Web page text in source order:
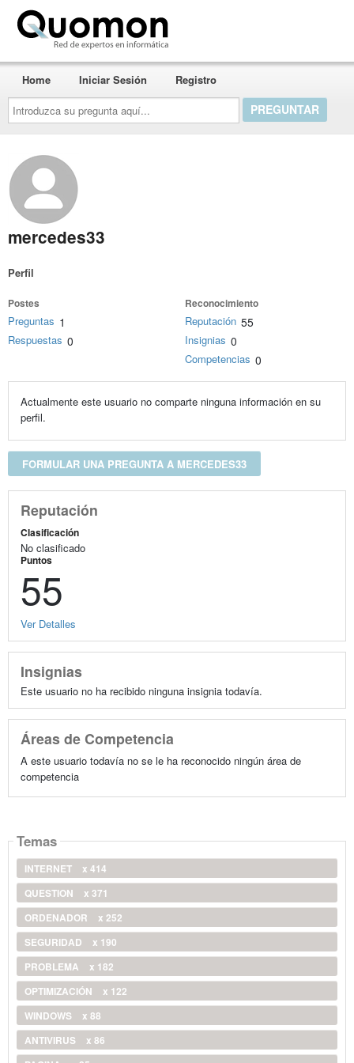
Introduzca
su
pregunta
aquí...
Home Iniciar Sesión Registro
mercedes33
Perfil
Postes
Preguntas 1
Respuestas 0
Reconocimiento
Reputación 55
Insignias 0
Competencias 0
Actualmente este usuario no comparte ninguna información en su
perfil.
FORMULAR UNA PREGUNTA A MERCEDES33
Reputación
Clasificación
No clasificado
Puntos
55
Ver Detalles
Insignias
Este usuario no ha recibido ninguna insignia todavía.
Áreas de Competencia
A este usuario todavía no se le ha reconocido ningún área de
competencia
Temas
INTERNET
x 414
QUESTION
x 371
ORDENADOR
x 252
SEGURIDAD
x 190
PROBLEMA
x 182
OPTIMIZACIÓN
x 122
WINDOWS
x 88
ANTIVIRUS
x 86